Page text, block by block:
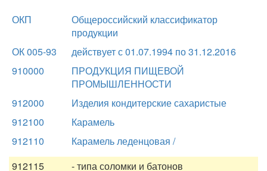
ОКП
Общероссийский классификатор
продукции
ОК 005-93
действует с 01.07.1994 по 31.12.2016
910000
ПРОДУКЦИЯ ПИЩЕВОЙ
ПРОМЫШЛЕННОСТИ
912000
Изделия кондитерские сахаристые
912100
Карамель
912110
Карамель леденцовая /
912115
- типа соломки и батонов